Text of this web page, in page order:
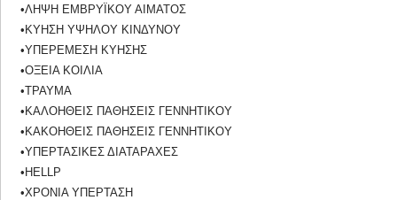
•ΛΗΨΗ ΕΜΒΡΥΪΚΟΥ ΑΙΜΑΤΟΣ
•ΚΥΗΣΗ ΥΨΗΛΟΥ ΚΙΝΔΥΝΟΥ
•ΥΠΕΡΕΜΕΣΗ ΚΥΗΣΗΣ
•ΟΞΕΙΑ ΚΟΙΛΙΑ
•ΤΡΑΥΜΑ
•ΚΑΛΟΗΘΕΙΣ ΠΑΘΗΣΕΙΣ ΓΕΝΝΗΤΙΚΟΥ
•ΚΑΚΟΗΘΕΙΣ ΠΑΘΗΣΕΙΣ ΓΕΝΝΗΤΙΚΟΥ
•ΥΠΕΡΤΑΣΙΚΕΣ ΔΙΑΤΑΡΑΧΕΣ
•HELLP
•ΧΡΟΝΙΑ ΥΠΕΡΤΑΣΗ